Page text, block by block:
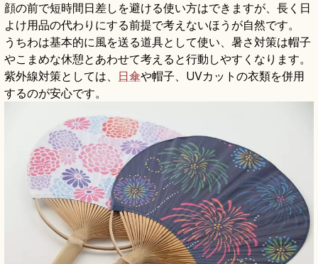
顔の前で短時間日差しを避ける使い方はできますが、長く日
よけ用品の代わりにする前提で考えないほうが自然です。
うちわは基本的に風を送る道具として使い、暑さ対策は帽子
やこまめな休憩とあわせて考えると行動しやすくなります。
紫外線対策としては、 日傘や帽子、UVカットの衣類を併用
するのが安心です。